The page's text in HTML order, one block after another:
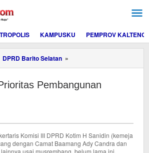
KAMPUSKU PEMPROV KALTENG
DPRD Barito Selatan »
Tiga
Pembangunan
Pembangunan